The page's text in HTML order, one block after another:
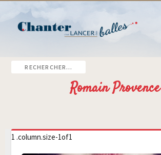
Romain Provence